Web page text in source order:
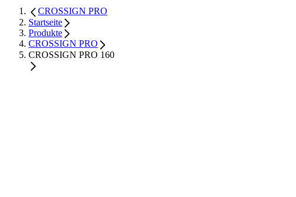
CROSSIGN PRO
Startseite
Produkte
CROSSIGN PRO
CROSSIGN PRO 160